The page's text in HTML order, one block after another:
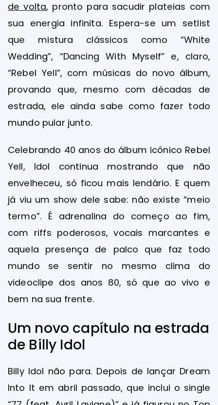
de volta, pronto para sacudir plateias com
sua energia infinita. Espera-se um setlist
que mistura clássicos como “White
Wedding”, “Dancing With Myself” e, claro,
“Rebel Yell”, com músicas do novo álbum,
provando que, mesmo com décadas de
estrada, ele ainda sabe como fazer todo
mundo pular junto.
Celebrando 40 anos do álbum icônico Rebel
Yell, Idol continua mostrando que não
envelheceu, só ficou mais lendário. E quem
já viu um show dele sabe: não existe “meio
termo”. É adrenalina do começo ao fim,
com riffs poderosos, vocais marcantes e
aquela presença de palco que faz todo
mundo se sentir no mesmo clima do
videoclipe dos anos 80, só que ao vivo e
bem na sua frente.
Um novo capítulo na estrada
de Billy Idol
Billy Idol não para. Depois de lançar Dream
Into It em abril passado, que inclui o single